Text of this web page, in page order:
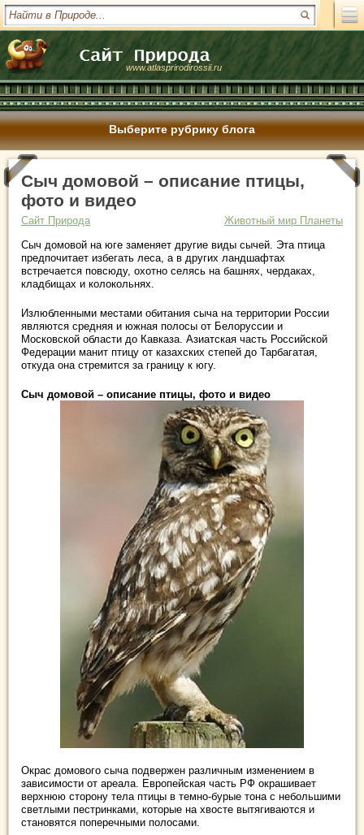
www.atlasprirodirossii.ru
Выберите рубрику блога
Сыч домовой – описание птицы,
фото и видео
Сайт Природа
Животный мир Планеты
Сыч домовой на юге заменяет другие виды сычей. Эта птица
предпочитает избегать леса, а в других ландшафтах
встречается повсюду, охотно селясь на башнях, чердаках,
кладбищах и колокольнях.
Излюбленными местами обитания сыча на территории России
являются средняя и южная полосы от Белоруссии и
Московской области до Кавказа. Азиатская часть Российской
Федерации манит птицу от казахских степей до Тарбагатая,
откуда она стремится за границу к югу.
Сыч домовой – описание птицы, фото и видео
Окрас домового сыча подвержен различным изменением в
зависимости от ареала. Европейская часть РФ окрашивает
верхнюю сторону тела птицы в темно-бурые тона с небольшими
светлыми пестринками, которые на хвосте вытягиваются и
становятся поперечными полосами.